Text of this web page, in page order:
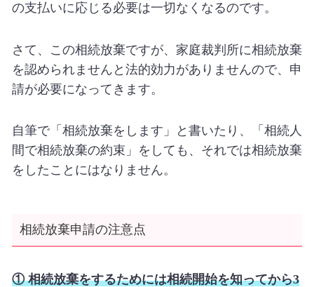
の支払いに応じる必要は一切なくなるのです。
さて、この相続放棄ですが、家庭裁判所に相続放棄
を認められませんと法的効力がありませんので、申
請が必要になってきます。
自筆で「相続放棄をします」と書いたり、「相続人
間で相続放棄の約束」をしても、それでは相続放棄
をしたことにはなりません。
相続放棄申請の注意点
① 相続放棄をするためには相続開始を知ってから3